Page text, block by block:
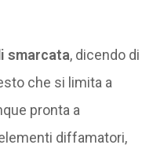
smarcata, dicendo di
che si limita a
pronta a
diffamatori,